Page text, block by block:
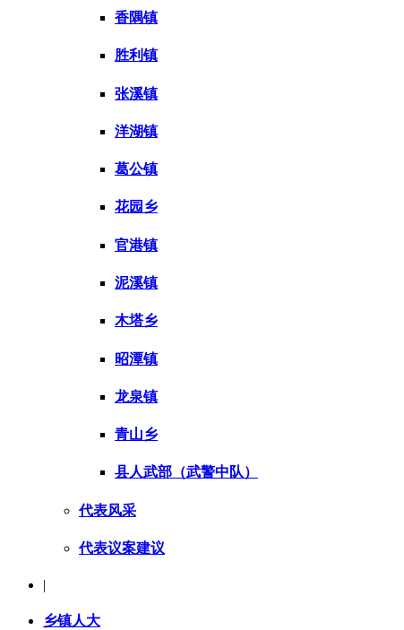
香隅镇
胜利镇
张溪镇
洋湖镇
葛公镇
花园乡
官港镇
泥溪镇
木塔乡
昭潭镇
龙泉镇
青山乡
县人武部（武警中队）
代表风采
代表议案建议
|
乡镇人大